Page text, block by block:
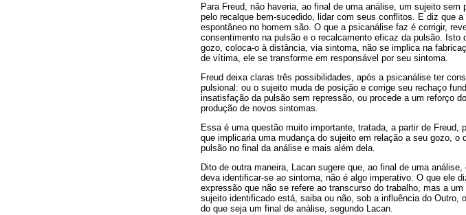
Para Freud, não haveria, ao final de uma análise, um sujeito
pelo recalque bem-sucedido, lidar com seus conflitos. E diz que
espontâneo no homem são. O que a psicanálise faz é corrigir,
consentimento na pulsão e o recalcamento eficaz da pulsão.
gozo, coloca-o à distância, via sintoma, não se implica na
de vítima, ele se transforme em responsável por seu sintoma.
Freud deixa claras três possibilidades, após a psicanálise ter
pulsional: ou o sujeito muda de posição e corrige seu rechaço
insatisfação da pulsão sem repressão, ou procede a um reforço
produção de novos sintomas.
Essa é uma questão muito importante, tratada, a partir de
que implicaria uma mudança do sujeito em relação a seu gozo,
pulsão no final da análise e mais além dela.
Dito de outra maneira, Lacan sugere que, ao final de uma
deva identificar-se ao sintoma, não é algo imperativo. O que ele
expressão que não se refere ao transcurso do trabalho, mas a
sujeito identificado está, saiba ou não, sob a influência do
do que seja um final de análise, segundo Lacan.